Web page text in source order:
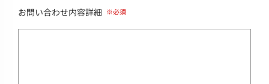
お問い合わせ内容詳細